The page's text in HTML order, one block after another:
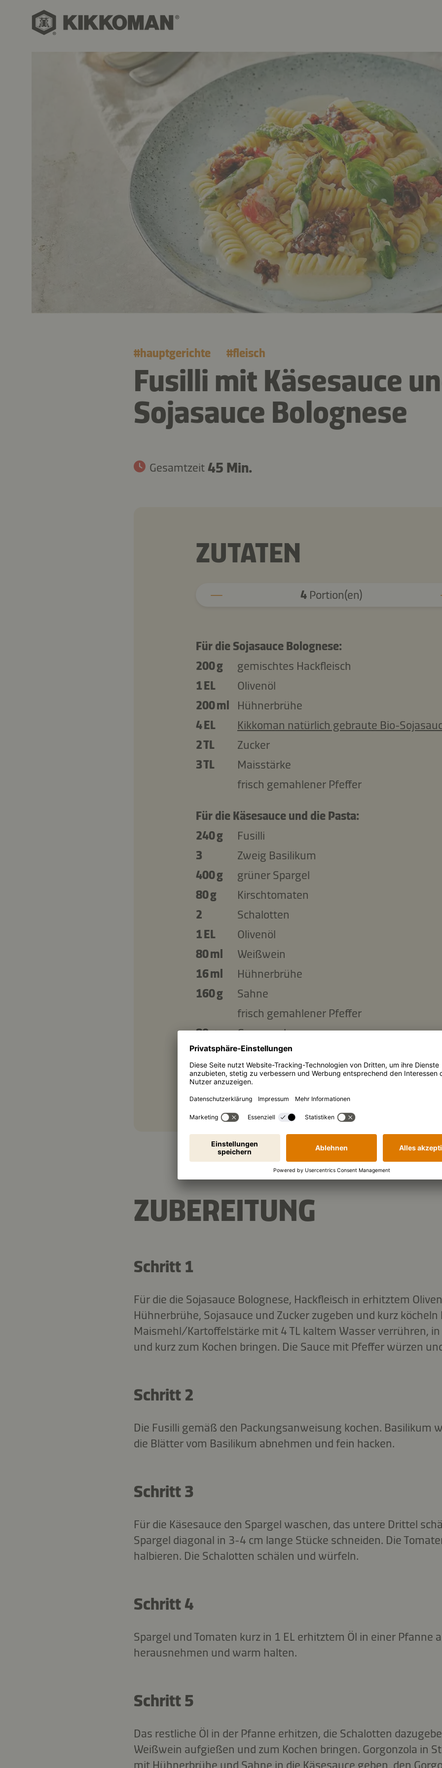
#hauptgerichte #fleisch
Fusilli mit Käsesauce
Sojasauce Bolognese
Gesamtzeit 45 Min.
ZUTATEN
4Portion(en)
Für die Sojasauce Bolognese:
200 g
gemischtes Hackfleisch
1 EL
Olivenöl
200 ml
Hühnerbrühe
4 EL
Kikkoman natürlich gebraute Bio-
2 TL
Zucker
3 TL
Maisstärke
frisch gemahlener Pfeffer
Für die Käsesauce und die Pasta:
240 g
Fusilli
3
Zweig Basilikum
400 g
grüner Spargel
80 g
Kirschtomaten
2
Schalotten
1 EL
Olivenöl
80 ml
Weißwein
16 ml
Hühnerbrühe
160 g
Sahne
frisch gemahlener Pfeffer
80 g
Gorgonzola
ZUBEREITUNG
Schritt 1
Für die die Sojasauce Bolognese, Hackfleisch in erhitztem
Hühnerbrühe, Sojasauce und Zucker zugeben und kurz köcheln
Maismehl/Kartoffelstärke mit 4 TL kaltem Wasser verrühren, in
und kurz zum Kochen bringen. Die Sauce mit Pfeffer würzen
Schritt 2
Die Fusilli gemäß den Packungsanweisung kochen. Basilikum
die Blätter vom Basilikum abnehmen und fein hacken.
Schritt 3
Für die Käsesauce den Spargel waschen, das untere Drittel
Spargel diagonal in 3-4 cm lange Stücke schneiden. Die
halbieren. Die Schalotten schälen und würfeln.
Schritt 4
Spargel und Tomaten kurz in 1 EL erhitztem Öl in einer Pfanne
herausnehmen und warm halten.
Schritt 5
Das restliche Öl in der Pfanne erhitzen, die Schalotten
Weißwein aufgießen und zum Kochen bringen. Gorgonzola in
mit Hühnerbrühe und Sahne in die Käsesauce geben, den